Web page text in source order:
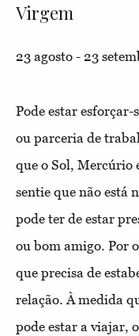
Virgem
23 agosto - 23
Pode estar
ou parceria de
que o Sol, Mercúrio
sentie que não está
pode ter de estar
ou bom amigo. Por
que precisa de
relação. À medida
pode estar a viajar,